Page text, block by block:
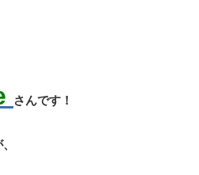
さんです！